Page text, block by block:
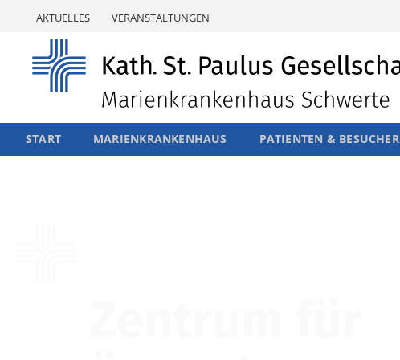
AKTUELLES VERANSTALTUNGEN
START MARIENKRANKENHAUS PATIENTEN & BESUCHER